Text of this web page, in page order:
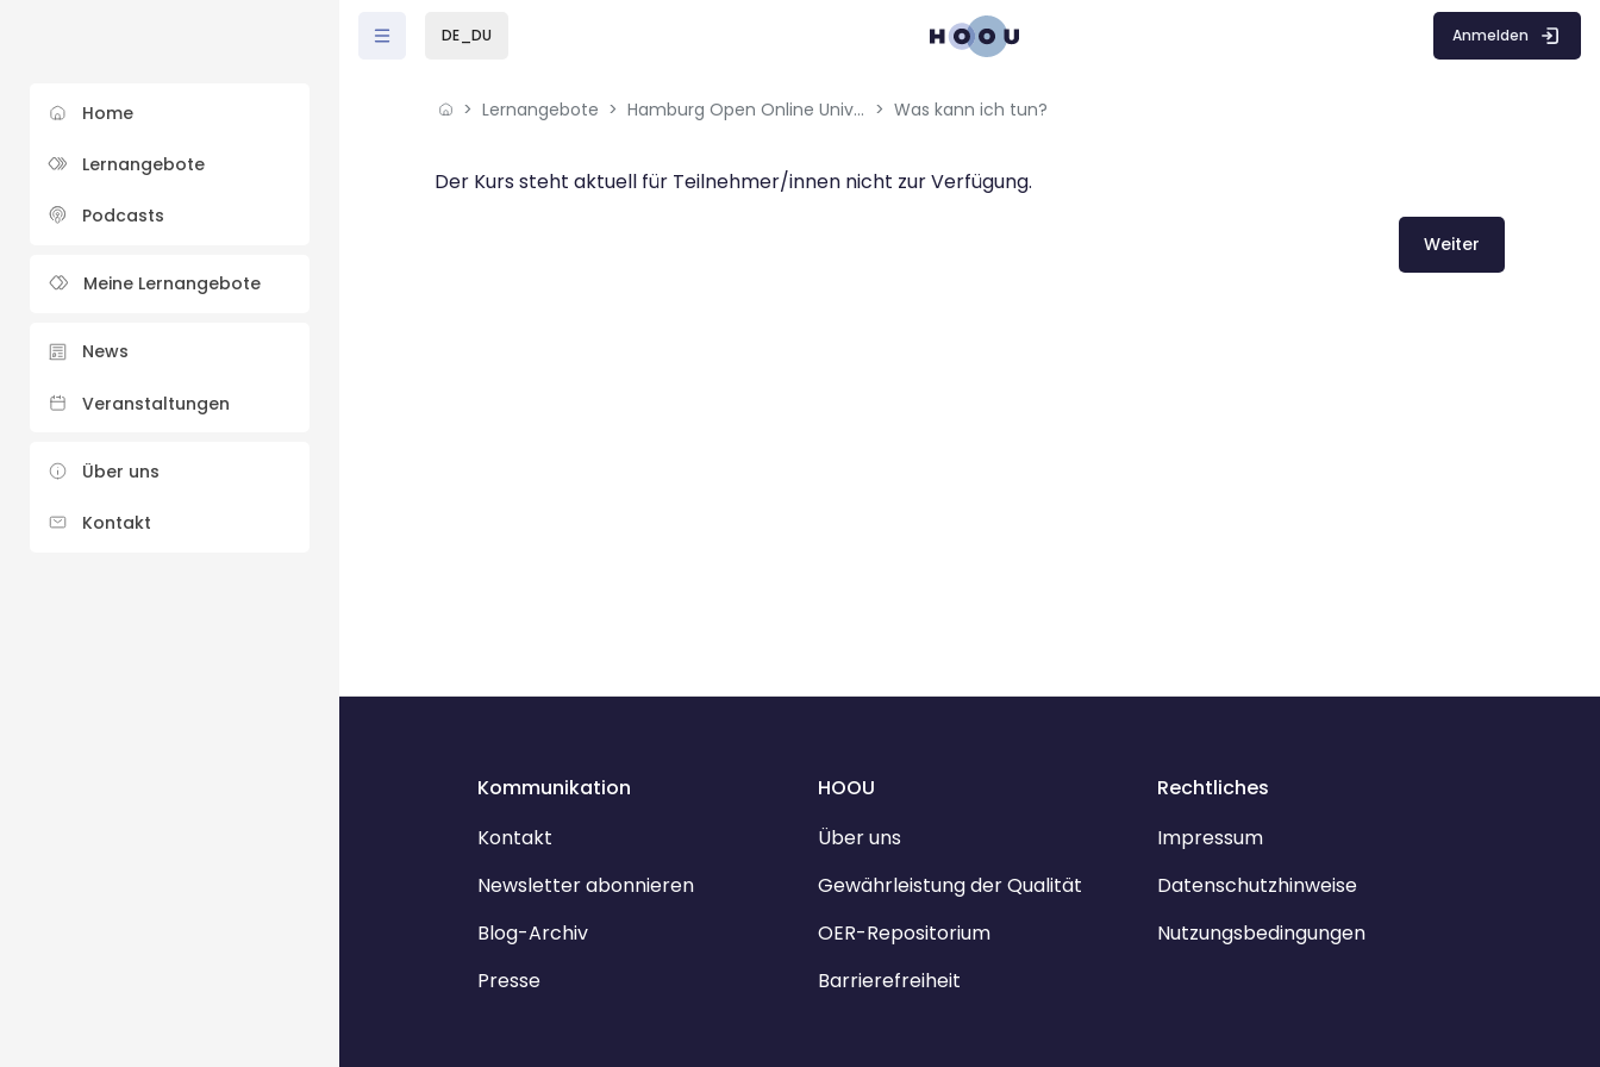
Home
Lernangebote
Podcasts
Meine Lernangebote
News
Veranstaltungen
Über uns
Kontakt
DE_DU Anmelden
Lernangebote Hamburg Open Online University Was kann ich tun?
Der Kurs steht aktuell für Teilnehmer/innen nicht zur Verfügung.
Weiter
Kommunikation
Kontakt
Newsletter abonnieren
Blog-Archiv
Presse
HOOU
Über uns
Gewährleistung der Qualität
OER-Repositorium
Barrierefreiheit
Rechtliches
Impressum
Datenschutzhinweise
Nutzungsbedingungen